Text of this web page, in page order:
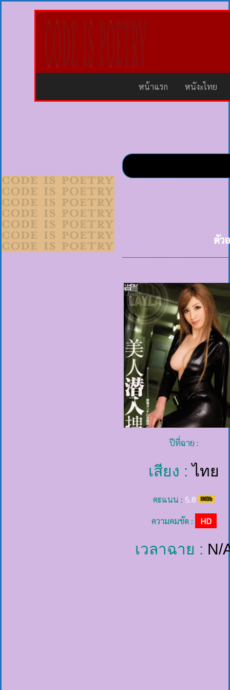
หน้าแรก หนังxไทย
ตัว
ปีที่ฉาย :
เสียง :ไทย
คะแนน : 5.8
ความคมชัด :
HD
เวลาฉาย : N/